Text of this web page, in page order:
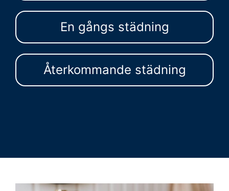
En gångs städning
Återkommande städning